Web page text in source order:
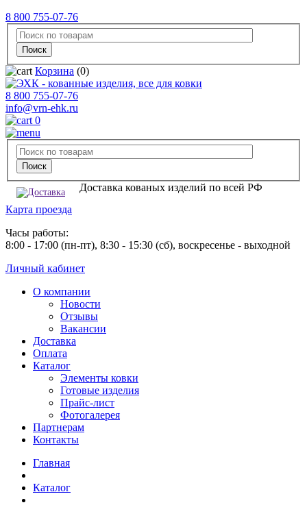
8 800 755-07-76
Корзина (0)
8 800 755-07-76
info@vrn-ehk.ru
0
Доставка кованых изделий по всей РФ
Карта проезда
Часы работы:
8:00 - 17:00 (пн-пт), 8:30 - 15:30 (сб), воскресенье - выходной
Личный кабинет
О компании
Новости
Отзывы
Вакансии
Доставка
Оплата
Каталог
Элементы ковки
Готовые изделия
Прайс-лист
Фотогалерея
Партнерам
Контакты
Главная
Каталог